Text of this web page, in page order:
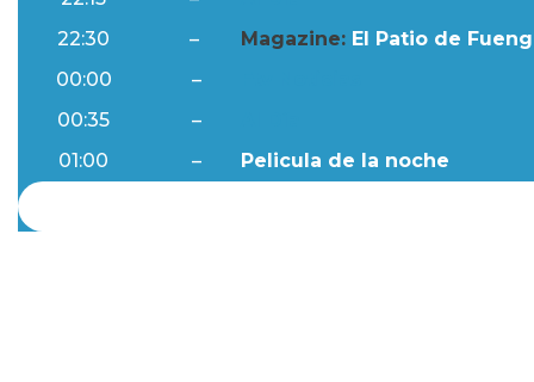
22:30
– Magazine: El Patio de
00:00
–
00:35
–
01:00
– Pelicula de la noche